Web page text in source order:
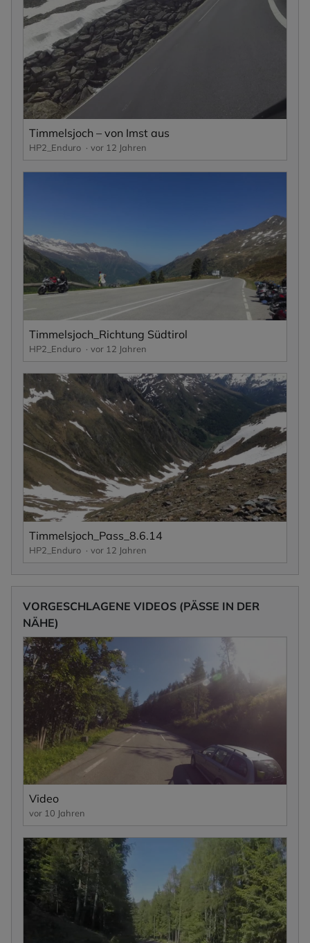
Timmelsjoch – von Imst aus
HP2_Enduro vor 12 Jahren
Timmelsjoch_Richtung Südtirol
HP2_Enduro vor 12 Jahren
Timmelsjoch_Pass_8.6.14
HP2_Enduro vor 12 Jahren
VORGESCHLAGENE VIDEOS (PÄSSE IN DER
NÄHE)
Video
vor 10 Jahren